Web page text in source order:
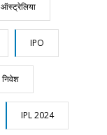
ऑस्ट्रेलिया
IPO
निवेश
IPL 2024